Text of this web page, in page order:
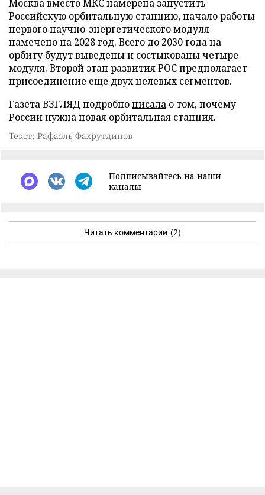
Москва вместо МКС намерена запустить
Российскую орбитальную станцию, начало работы
первого научно-энергетического модуля
намечено на 2028 год. Всего до 2030 года на
орбиту будут выведены и состыкованы четыре
модуля. Второй этап развития РОС предполагает
присоединение еще двух целевых сегментов.
Газета ВЗГЛЯД подробнописала о том, почему
России нужна новая орбитальная станция.
Текст: Рафаэль Фахрутдинов
Подписывайтесь на наши
каналы
Читать комментарии (2)